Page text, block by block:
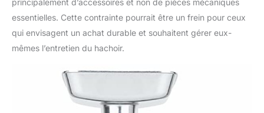
tranquillité d'esprit pour
une utilisation
prolongée et fiable.
principalement d’accessoires et non de pièces mécaniques
essentielles. Cette contrainte pourrait être un frein pour ceux
qui envisagent un achat durable et souhaitent gérer eux-
mêmes l’entretien du hachoir.